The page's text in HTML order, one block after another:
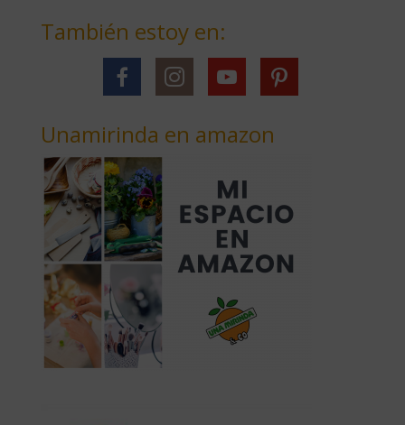
También estoy en:
Unamirinda en amazon